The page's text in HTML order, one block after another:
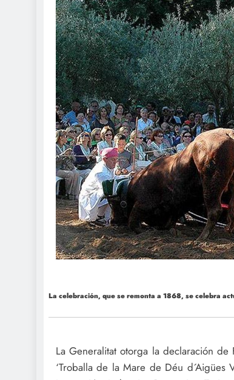
La celebración, que se remonta a 1868, se celebra
La Generalitat otorga la declaración de
‘Troballa de la Mare de Déu d´Aigües